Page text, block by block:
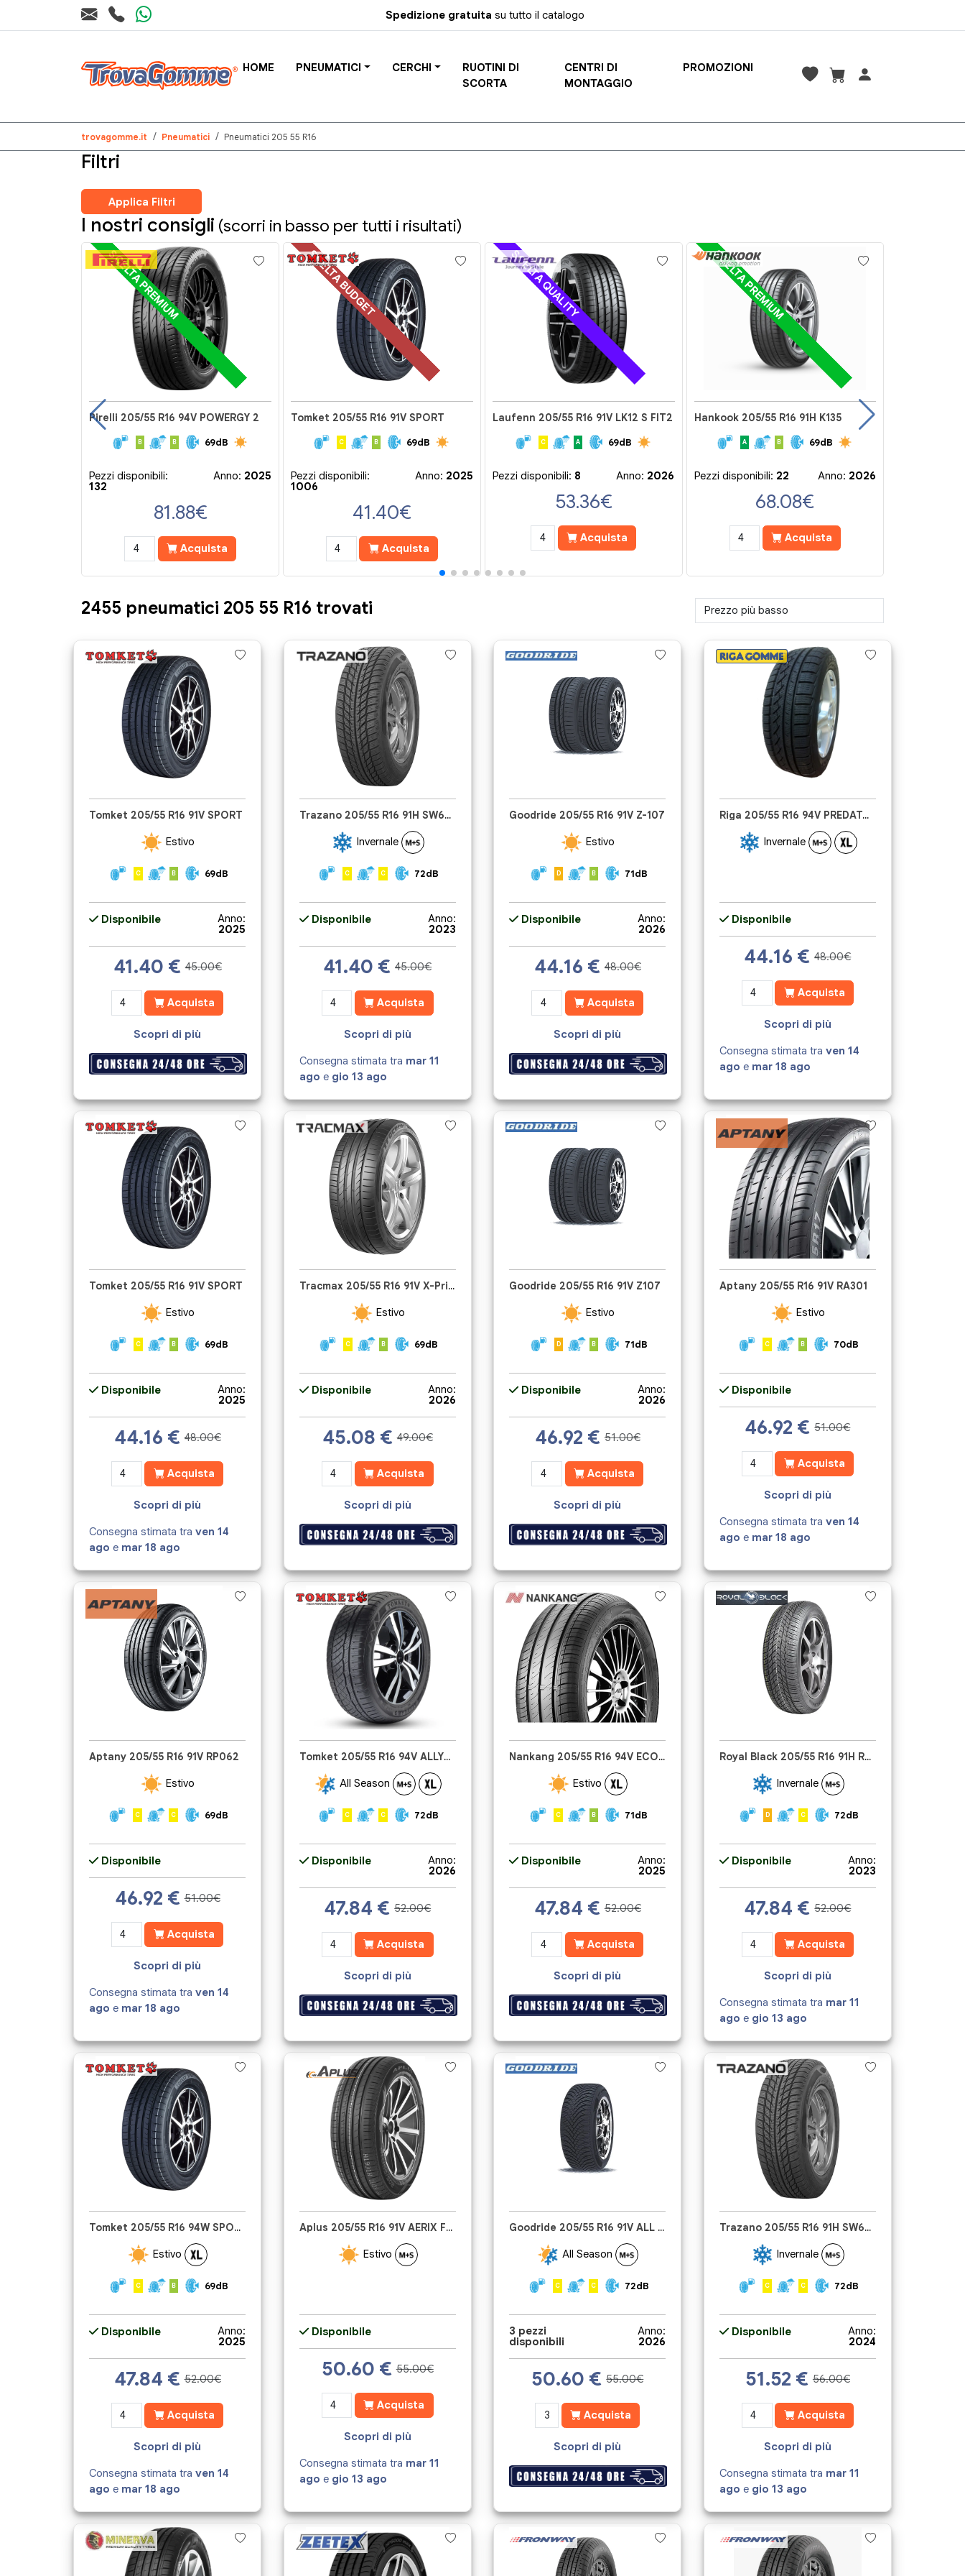
Spedizione gratuita su tutto il catalogo
HOME PNEUMATICI CERCHI
RUOTINI DI
SCORTA
CENTRI DI
MONTAGGIO
PROMOZIONI
trovagomme.it Pneumatici Pneumatici 205 55 R16
Filtri
Applica Filtri
I nostri consigli (scorri in basso per tutti i risultati)
SCELTA PREMIUM
Pirelli 205/55 R16 94V POWERGY 2
B B 69dB
Pezzi disponibili:
132
Anno: 2025
81.88€
Acquista
SCELTA BUDGET
Tomket 205/55 R16 91V SPORT
C B 69dB
Pezzi disponibili:
1006
Anno: 2025
41.40€
Acquista
SCELTA QUALITY
Laufenn 205/55 R16 91V LK12 S FIT2
C A 69dB
Pezzi disponibili: 8 Anno: 2026
53.36€
Acquista
SCELTA PREMIUM
Hankook 205/55 R16 91H K135
A B 69dB
Pezzi disponibili: 22 Anno: 2026
68.08€
Acquista
2455 pneumatici 205 55 R16 trovati
Tomket 205/55 R16 91V SPORT
Estivo
C B 69dB
Disponibile
Anno:
2025
41.40 € 45.00€
Acquista
Scopri di più
Trazano 205/55 R16 91H SW608
Invernale
C C 72dB
Disponibile
Anno:
2023
41.40 € 45.00€
Acquista
Scopri di più
Consegna stimata tra mar 11
ago e gio 13 ago
Goodride 205/55 R16 91V Z-107
Estivo
D B 71dB
Disponibile
Anno:
2026
44.16 € 48.00€
Acquista
Scopri di più
Riga 205/55 R16 94V PREDATOR
Invernale
Disponibile
44.16 € 48.00€
Acquista
Scopri di più
Consegna stimata traven 14
ago e mar 18 ago
Tomket 205/55 R16 91V SPORT
Estivo
C B 69dB
Disponibile
Anno:
2025
44.16 € 48.00€
Acquista
Scopri di più
Consegna stimata traven 14
ago e mar 18 ago
Tracmax 205/55 R16 91V X-Privilo TX1
Estivo
C B 69dB
Disponibile
Anno:
2026
45.08 € 49.00€
Acquista
Scopri di più
Goodride 205/55 R16 91V Z107
Estivo
D B 71dB
Disponibile
Anno:
2026
46.92 € 51.00€
Acquista
Scopri di più
Aptany 205/55 R16 91V RA301
Estivo
C B 70dB
Disponibile
46.92 € 51.00€
Acquista
Scopri di più
Consegna stimata traven 14
ago e mar 18 ago
Aptany 205/55 R16 91V RP062
Estivo
C C 69dB
Disponibile
46.92 € 51.00€
Acquista
Scopri di più
Consegna stimata traven 14
ago e mar 18 ago
Tomket 205/55 R16 94V ALLYEAR 3
All Season
C C 72dB
Disponibile
Anno:
2026
47.84 € 52.00€
Acquista
Scopri di più
Nankang 205/55 R16 94V ECONEX NA 1
Estivo
C B 71dB
Disponibile
Anno:
2025
47.84 € 52.00€
Acquista
Scopri di più
Royal Black 205/55 R16 91H RoyalWinter HP
Invernale
D C 72dB
Disponibile
Anno:
2023
47.84 € 52.00€
Acquista
Scopri di più
Consegna stimata tra mar 11
ago e gio 13 ago
Tomket 205/55 R16 94W SPORT
Estivo
C B 69dB
Disponibile
Anno:
2025
47.84 € 52.00€
Acquista
Scopri di più
Consegna stimata traven 14
ago e mar 18 ago
Aplus 205/55 R16 91V AERIX FS01
Estivo
Disponibile
50.60 € 55.00€
Acquista
Scopri di più
Consegna stimata tra mar 11
ago e gio 13 ago
Goodride 205/55 R16 91V ALL SEASON ELITE Z-401
All Season
C C 72dB
3 pezzi
disponibili
Anno:
2026
50.60 € 55.00€
Acquista
Scopri di più
Trazano 205/55 R16 91H SW608
Invernale
C C 72dB
Disponibile
Anno:
2024
51.52 € 56.00€
Acquista
Scopri di più
Consegna stimata tra mar 11
ago e gio 13 ago